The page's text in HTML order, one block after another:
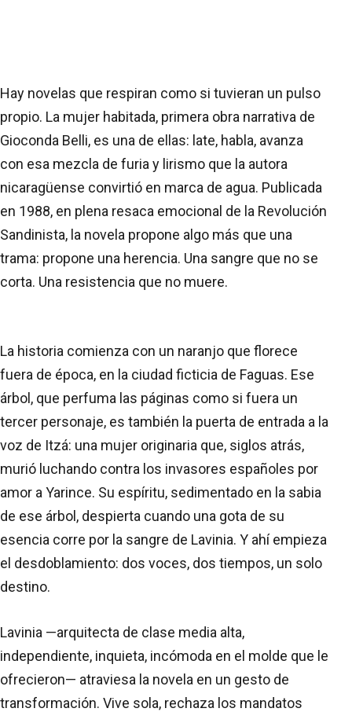
Hay novelas que respiran como si tuvieran un pulso
propio. La mujer habitada, primera obra narrativa de
Gioconda Belli, es una de ellas: late, habla, avanza
con esa mezcla de furia y lirismo que la autora
nicaragüense convirtió en marca de agua. Publicada
en 1988, en plena resaca emocional de la Revolución
Sandinista, la novela propone algo más que una
trama: propone una herencia. Una sangre que no se
corta. Una resistencia que no muere.
La historia comienza con un naranjo que florece
fuera de época, en la ciudad ficticia de Faguas. Ese
árbol, que perfuma las páginas como si fuera un
tercer personaje, es también la puerta de entrada a la
voz de Itzá: una mujer originaria que, siglos atrás,
murió luchando contra los invasores españoles por
amor a Yarince. Su espíritu, sedimentado en la sabia
de ese árbol, despierta cuando una gota de su
esencia corre por la sangre de Lavinia. Y ahí empieza
el desdoblamiento: dos voces, dos tiempos, un solo
destino.
Lavinia —arquitecta de clase media alta,
independiente, inquieta, incómoda en el molde que le
ofrecieron— atraviesa la novela en un gesto de
transformación. Vive sola, rechaza los mandatos